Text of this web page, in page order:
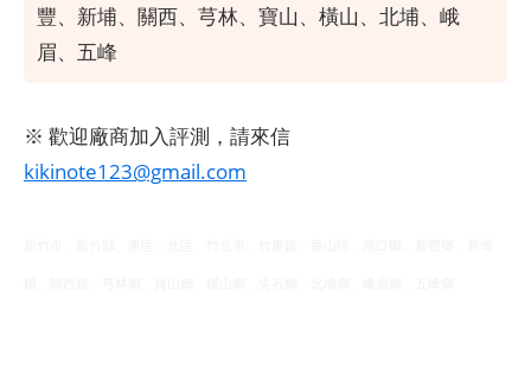
豐、新埔、關西、芎林、寶山、橫山、北埔、峨
眉、五峰
※ 歡迎廠商加入評測，請來信
kikinote123@gmail.com